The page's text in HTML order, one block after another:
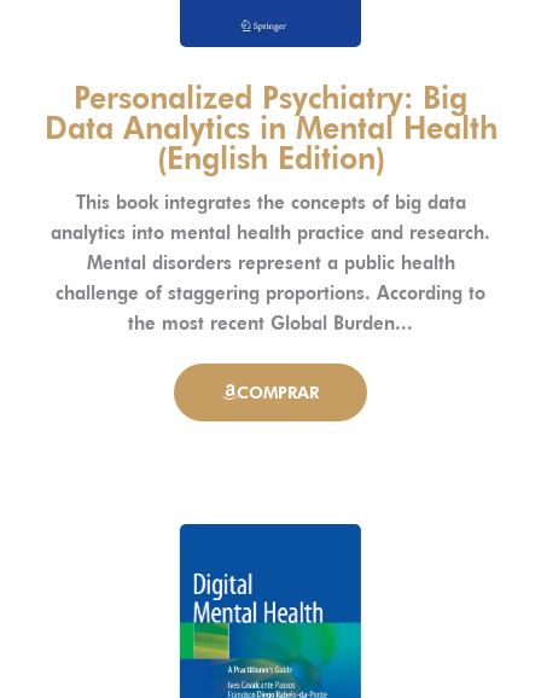
Personalized Psychiatry: Big
Data Analytics in Mental Health
(English Edition)
This book integrates the concepts of big data
analytics into mental health practice and research.
Mental disorders represent a public health
challenge of staggering proportions. According to
the most recent Global Burden...
COMPRAR